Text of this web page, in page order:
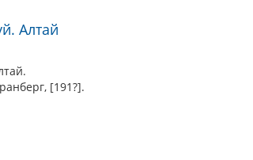
Алтай
[191?].